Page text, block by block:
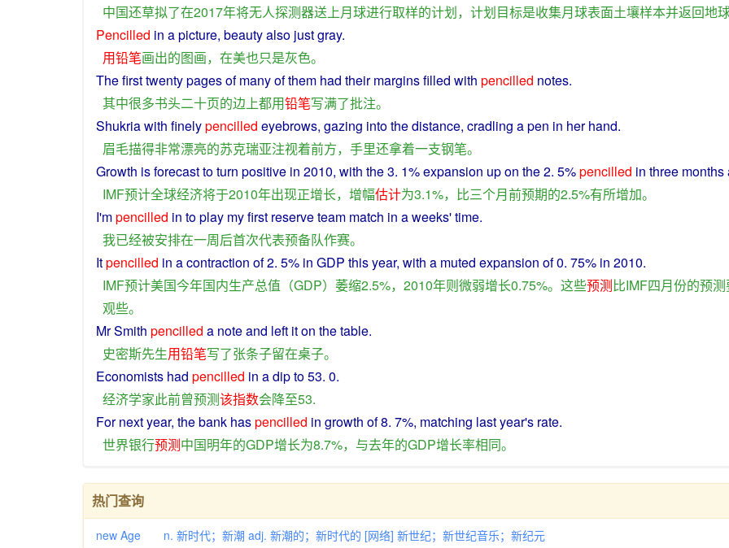
中国还草拟了在2017年将无人探测器送上月球进行取样的计划， 计划目标是收集月球表面土壤样本并返回地
Pencilled in apicture, beautyalso justgray.
用铅笔画出的图画， 在美也只是灰色。
Thefirsttwentypagesofmanyof them had theirmarginsfilled with pencilled notes.
其中很多书头二十页的边上都用铅笔写满了批注。
Shukriawith finelypencilled eyebrows, gazing intothedistance, cradling apen in herhand.
眉毛描得非常漂亮的苏克瑞亚注视着前方， 手里还拿着一支钢笔。
Growth isforecasttoturn positive in 2010, with the3. 1%expansion upon the 2. 5%pencilled in three months
IMF预计全球经济将于2010年出现正增长， 增幅估计为3.1%， 比三个月前预期的2.5%有所增加。
I'mpencilled in to play myfirst reserve team match in aweeks'time.
我已经被安排在一周后首次代表预备队作赛。
Itpencilled in acontraction of2. 5% in GDP thisyear, with a muted expansion of 0. 75% in 2010.
IMF预计美国今年国内生产总值 （GDP） 萎缩2.5%，2010年则微弱增长0.75%。 这些预测比IMF四月份的预测
观些。
MrSmith pencilled a noteand left iton thetable.
史密斯先生用铅笔写了张条子留在桌子。
Economists had pencilled in adip to 53. 0.
经济学家此前曾预测该指数会降至53.
For nextyear, thebank haspencilled in growth of 8. 7%, matching last year's rate.
世界银行预测中国明年的GDP增长为8.7%， 与去年的GDP增长率相同。
热门查询
new Age n. 新时代；新潮 adj. 新潮的；新时代的 [网络] 新世纪；新世纪音乐；新纪元